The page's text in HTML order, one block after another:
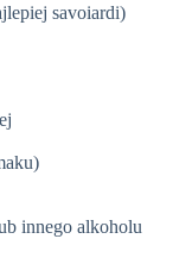
savoiardi)
innego alkoholu